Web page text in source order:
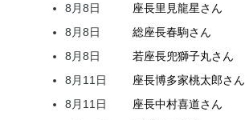
8月8日
座長里見龍星さん
8月8日
総座長春駒さん
8月8日
若座長兜獅子丸さん
8月11日
座長博多家桃太郎さん
8月11日
座長中村喜道さん